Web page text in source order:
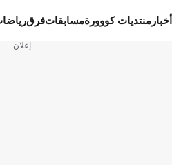
أخبار منتديات كووورةمسابقاتفرق
إعلان